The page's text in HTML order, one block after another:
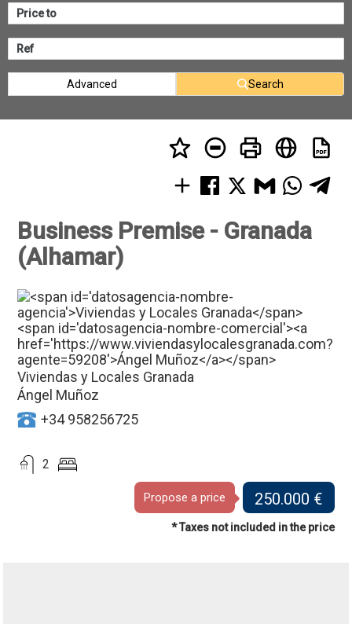
Advanced Search
Business Premise - Granada
(Alhamar)
Viviendas y Locales Granada
Ángel Muñoz
+34 958256725
2
Propose a price 250.000 €
* Taxes not included in the price